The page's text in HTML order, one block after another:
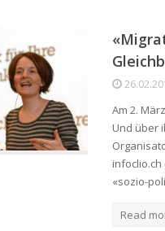
Am 2.
Und über
«sozio-
Read